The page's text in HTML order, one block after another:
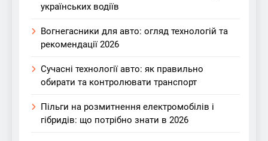
українських водіїв
Вогнегасники для авто: огляд технологій та
рекомендації 2026
Сучасні технології авто: як правильно
обирати та контролювати транспорт
Пільги на розмитнення електромобілів і
гібридів: що потрібно знати в 2026